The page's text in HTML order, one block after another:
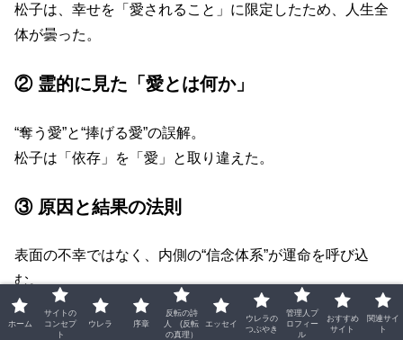
松子は、幸せを「愛されること」に限定したため、人生全
体が曇った。
② 霊的に見た「愛とは何か」
“奪う愛”と“捧げる愛”の誤解。
松子は「依存」を「愛」と取り違えた。
③ 原因と結果の法則
表面の不幸ではなく、内側の“信念体系”が運命を呼び込
む。
④ 松子のブループリント(人生の設計図)とは
ホーム
サイトの
コンセプ
ト
ウレラ 序章
反転の詩
人 (反転
の真理）
エッセイ
ウレラの
つぶやき
管理人プ
ロフィー
ル
おすすめ
サイト
関連サイ
ト